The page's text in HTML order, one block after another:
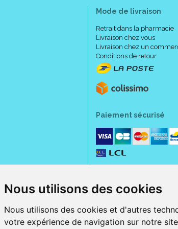
Nous utilisons des cookies
Nous utilisons des cookies et d'autres
votre expérience de navigation sur notre
Aqua, Xylitol, Propylene Glycol, PEG-40
Benzoate, Sodium Metabisulte, Sodium Citrate, CI
Code EAN : 7612412205008 / 3401321376831
Mode de livraison
Retrait dans la pharmacie
Livraison chez vous
Livraison chez un
Conditions de retour
Paiement sécurisé